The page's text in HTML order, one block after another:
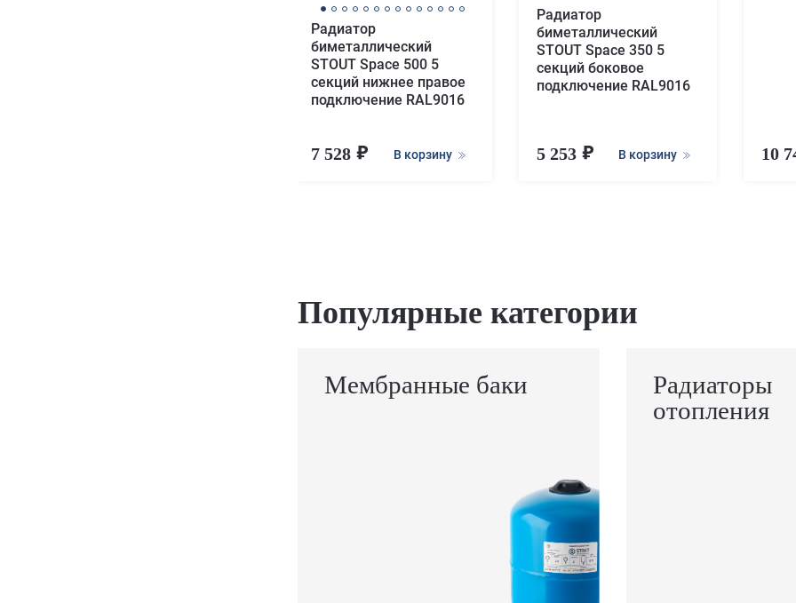
Радиатор
биметаллический
STOUT Space 500 5
секций нижнее правое
подключение RAL9016
7 528 В корзину
Радиатор
биметаллический
STOUT Space 350 5
секций боковое
подключение RAL9016
5 253 В корзину 10
Популярные категории
Мембранные баки
Радиаторы
отопления